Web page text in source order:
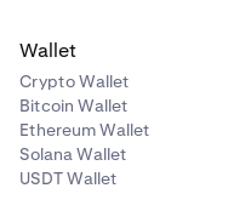
Wallet
Crypto Wallet
Bitcoin Wallet
Ethereum Wallet
Solana Wallet
USDT Wallet